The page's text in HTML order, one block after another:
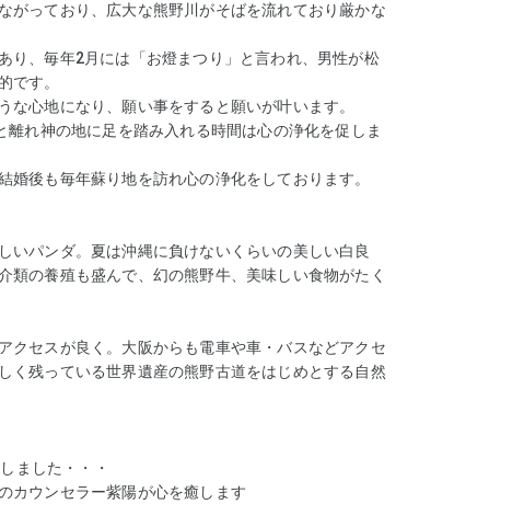
がっており、広大な熊野川がそばを流れており厳かな
り、毎年2月には「お燈まつり」と言われ、男性が松
です。
心地になり、願い事をすると願いが叶います。
れ神の地に足を踏み入れる時間は心の浄化を促しま
後も毎年蘇り地を訪れ心の浄化をしております。
いパンダ。夏は沖縄に負けないくらいの美しい白良
の養殖も盛んで、幻の熊野牛、美味しい食物がたく
クセスが良く。大阪からも電車や車・バスなどアクセ
く残っている世界遺産の熊野古道をはじめとする自然
ました・・・
カウンセラー紫陽が心を癒します